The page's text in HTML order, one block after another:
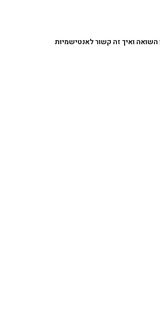
השואה ואיך זה קשור לאנטישמיות